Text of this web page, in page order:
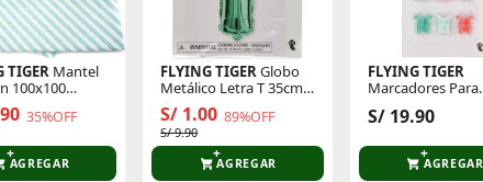
TIGER Mantel
100x100
35%OFF
AGREGAR
FLYING TIGERGlobo
Metálico Letra T 35cm
Alt P/Cumple 3014370
S/ 1.00 89%OFF
S/ 9.90
AGREGAR
FLYING TIGER
Marcadores Para
1603726
S/ 19.90
AGREGAR